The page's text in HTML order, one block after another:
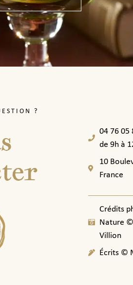
?
04 76 05
de 9h à
10
France
Crédits
Nature
Villion
Écrits ©